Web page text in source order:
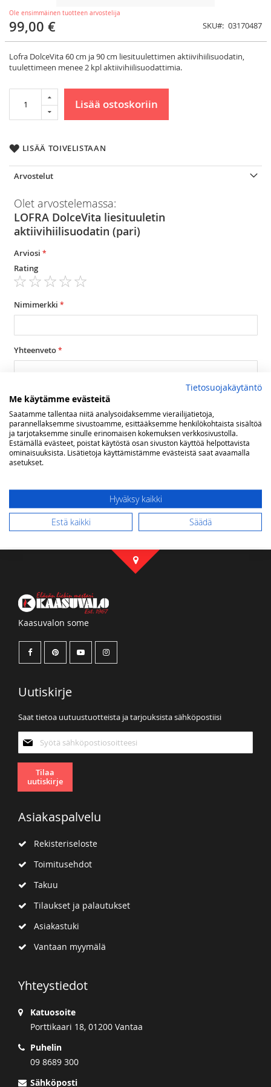
Ole ensimmäinen tuotteen arvostelija
99,00 € SKU 03170487
Lofra DolceVita 60 cm ja 90 cm liesituulettimen aktiivihiilisuodatin,
tuulettimeen menee 2 kpl aktiivihiilisuodattimia.
Lisää ostoskoriin
LISÄÄ TOIVELISTAAN
Arvostelut
Olet arvostelemassa:
LOFRA DolceVita liesituuletin
aktiivihiilisuodatin (pari)
Arviosi
Rating
star
stars
stars
stars
stars
Nimimerkki
Yhteenveto
Arvostelu
Kaasuvalon some
Uutiskirje
Saat tietoa uutuustuotteista ja tarjouksista sähköpostiisi
uutiskirjeemme:
Tilaa
uutiskirje
Asiakaspalvelu
Rekisteriseloste
Toimitusehdot
Takuu
Tilaukset ja palautukset
Asiakastuki
Vantaan myymälä
Yhteystiedot
Katuosoite
Porttikaari 18, 01200 Vantaa
Puhelin
09 8689 300
Sähköposti
Tietosuojakäytäntö
Me käytämme evästeitä
Saatamme tallentaa niitä analysoidaksemme vierailijatietoja,
parannellaksemme sivustoamme, esittääksemme henkilökohtaista sisältöä
ja tarjotaksemme sinulle erinomaisen kokemuksen verkkosivustolla.
Estämällä evästeet, poistat käytöstä osan sivuston käyttöä helpottavista
ominaisuuksista. Lisätietoja käyttämistämme evästeistä saat avaamalla
asetukset.
Hyväksy kaikki
Estä kaikki Säädä